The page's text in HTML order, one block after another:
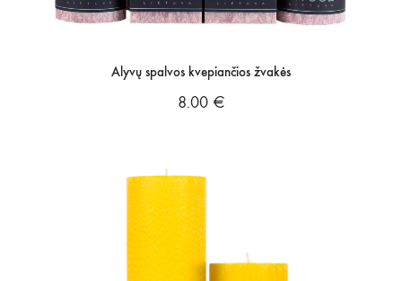
Alyvų spalvos kvepiančios žvakės
8.00 €